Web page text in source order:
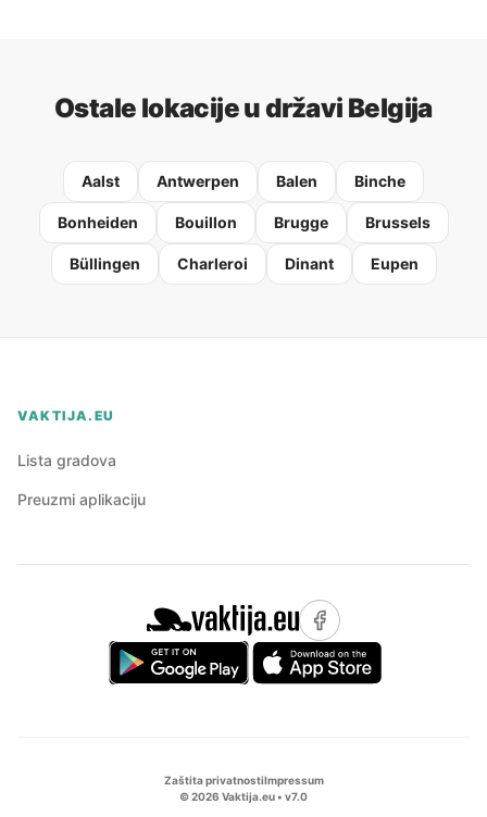
Ostale lokacije u državi Belgija
Aalst Antwerpen Balen Binche
Bonheiden Bouillon Brugge Brussels
Büllingen Charleroi Dinant Eupen
VAKTIJA.EU
Lista gradova
Preuzmi aplikaciju
Zaštita privatnostiImpressum
©2026 Vaktija.eu • v7.0